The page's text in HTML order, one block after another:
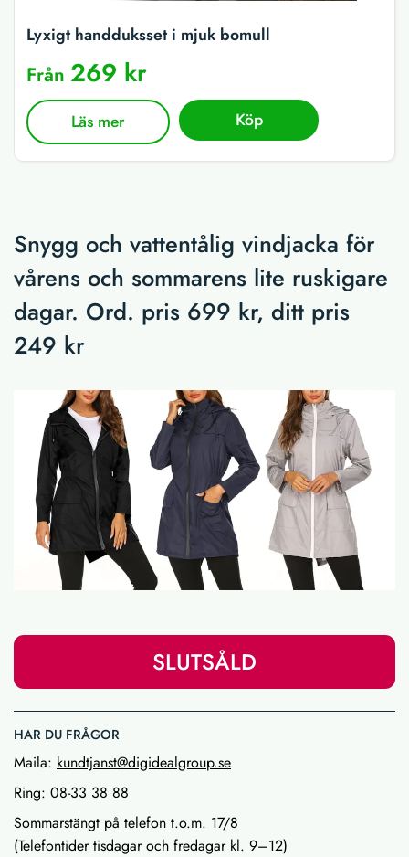
Lyxigt handduksset i mjuk bomull
Från 269 kr
Läs mer Köp
Snygg och vattentålig vindjacka för
vårens och sommarens lite ruskigare
dagar. Ord. pris 699 kr, ditt pris
249 kr
SLUTSÅLD
HAR DU FRÅGOR
Maila: kundtjanst@digidealgroup.se
Ring: 08-33 38 88
Sommarstängt på telefon t.o.m. 17/8
(Telefontider tisdagar och fredagar kl. 9–12)